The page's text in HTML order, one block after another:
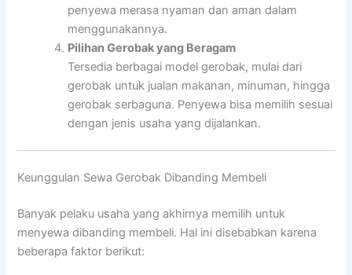
penyewa merasa nyaman dan aman dalam
menggunakannya.
Pilihan Gerobak yang Beragam
Tersedia berbagai model gerobak, mulai dari
gerobak untuk jualan makanan, minuman, hingga
gerobak serbaguna. Penyewa bisa memilih sesuai
dengan jenis usaha yang dijalankan.
Keunggulan Sewa Gerobak Dibanding Membeli
Banyak pelaku usaha yang akhirnya memilih untuk
menyewa dibanding membeli. Hal ini disebabkan karena
beberapa faktor berikut: